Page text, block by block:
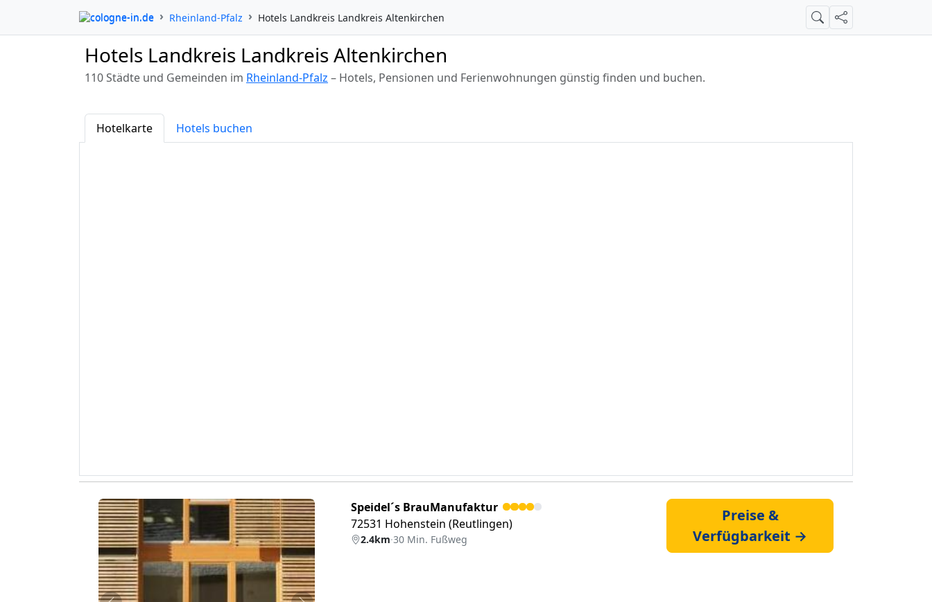
cologne-in.de Rheinland-Pfalz Hotels Landkreis Landkreis Altenkirchen SucheTeilen
Hotels Landkreis Landkreis Altenkirchen
110 Städte und Gemeinden im Rheinland-Pfalz – Hotels, Pensionen und Ferienwohnungen günstig finden und buchen.
Hotelkarte Hotels buchen
Speidel´s BrauManufaktur
72531 Hohenstein (Reutlingen)
2.4km·30 Min. Fußweg
Preise &
Verfügbarkeit →